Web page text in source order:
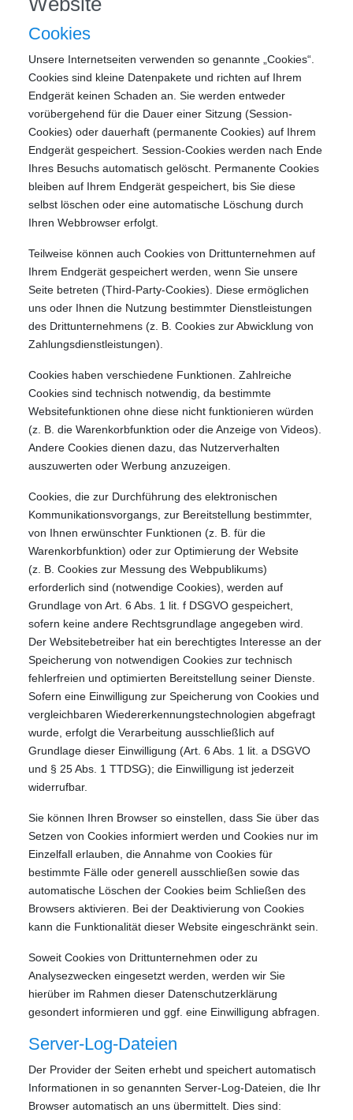
Cookies
Unsere Internetseiten verwenden so genannte „Cookies“.
Cookies sind kleine Datenpakete und richten auf Ihrem
Endgerät keinen Schaden an. Sie werden entweder
vorübergehend für die Dauer einer Sitzung (Session-
Cookies) oder dauerhaft (permanente Cookies) auf Ihrem
Endgerät gespeichert. Session-Cookies werden nach Ende
Ihres Besuchs automatisch gelöscht. Permanente Cookies
bleiben auf Ihrem Endgerät gespeichert, bis Sie diese
selbst löschen oder eine automatische Löschung durch
Ihren Webbrowser erfolgt.
Teilweise können auch Cookies von Drittunternehmen auf
Ihrem Endgerät gespeichert werden, wenn Sie unsere
Seite betreten (Third-Party-Cookies). Diese ermöglichen
uns oder Ihnen die Nutzung bestimmter Dienstleistungen
des Drittunternehmens (z. B. Cookies zur Abwicklung von
Zahlungsdienstleistungen).
Cookies haben verschiedene Funktionen. Zahlreiche
Cookies sind technisch notwendig, da bestimmte
Websitefunktionen ohne diese nicht funktionieren würden
(z. B. die Warenkorbfunktion oder die Anzeige von Videos).
Andere Cookies dienen dazu, das Nutzerverhalten
auszuwerten oder Werbung anzuzeigen.
Cookies, die zur Durchführung des elektronischen
Kommunikationsvorgangs, zur Bereitstellung bestimmter,
von Ihnen erwünschter Funktionen (z. B. für die
Warenkorbfunktion) oder zur Optimierung der Website
(z. B. Cookies zur Messung des Webpublikums)
erforderlich sind (notwendige Cookies), werden auf
Grundlage von Art. 6 Abs. 1 lit. f DSGVO gespeichert,
sofern keine andere Rechtsgrundlage angegeben wird.
Der Websitebetreiber hat ein berechtigtes Interesse an der
Speicherung von notwendigen Cookies zur technisch
fehlerfreien und optimierten Bereitstellung seiner Dienste.
Sofern eine Einwilligung zur Speicherung von Cookies und
vergleichbaren Wiedererkennungstechnologien abgefragt
wurde, erfolgt die Verarbeitung ausschließlich auf
Grundlage dieser Einwilligung (Art. 6 Abs. 1 lit. a DSGVO
und § 25 Abs. 1 TTDSG); die Einwilligung ist jederzeit
widerrufbar.
Sie können Ihren Browser so einstellen, dass Sie über das
Setzen von Cookies informiert werden und Cookies nur im
Einzelfall erlauben, die Annahme von Cookies für
bestimmte Fälle oder generell ausschließen sowie das
automatische Löschen der Cookies beim Schließen des
Browsers aktivieren. Bei der Deaktivierung von Cookies
kann die Funktionalität dieser Website eingeschränkt sein.
Soweit Cookies von Drittunternehmen oder zu
Analysezwecken eingesetzt werden, werden wir Sie
hierüber im Rahmen dieser Datenschutzerklärung
gesondert informieren und ggf. eine Einwilligung abfragen.
Server-Log-Dateien
Der Provider der Seiten erhebt und speichert automatisch
Informationen in so genannten Server-Log-Dateien, die Ihr
Browser automatisch an uns übermittelt. Dies sind: